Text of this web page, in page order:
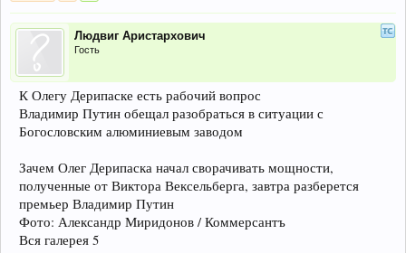
Людвиг Аристархович
Гость
К Олегу Дерипаске есть рабочий вопрос
Владимир Путин обещал разобраться в ситуации с
Богословским алюминиевым заводом
Зачем Олег Дерипаска начал сворачивать мощности,
полученные от Виктора Вексельберга, завтра разберется
премьер Владимир Путин
Фото: Александр Миридонов / Коммерсантъ
Вся галерея 5